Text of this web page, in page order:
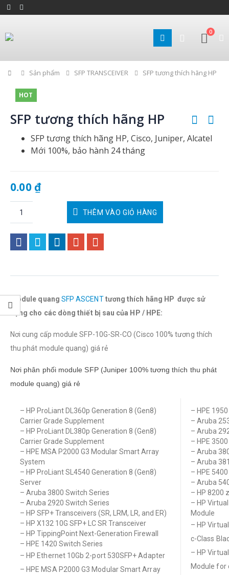
0
Home
Sản phẩm SFP TRANSCEIVER SFP tương thích hãng HP
HOT
SFP tương thích hãng HP
SFP tương thích hãng HP, Cisco, Juniper, Alcatel
Mới 100%, bảo hành 24 tháng
0.00 ₫
THÊM VÀO GIỎ HÀNG
Module quang SFP ASCENTtương thích hãng HP được sử
dụng cho các dòng thiết bị sau của HP / HPE:
Nơi cung cấp module SFP-10G-SR-CO (Cisco 100% tương thích
thu phát module quang) giá rẻ
Nơi phân phối module SFP (Juniper 100% tương thích thu phát
module quang) giá rẻ
– HP ProLiant DL360p Generation 8 (Gen8)
Carrier Grade Supplement
– HP ProLiant DL380p Generation 8 (Gen8)
Carrier Grade Supplement
– HPE MSA P2000 G3 Modular Smart Array
System
– HP ProLiant SL4540 Generation 8 (Gen8)
Server
– Aruba 3800 Switch Series
– Aruba 2920 Switch Series
– HP SFP+ Transceivers (SR, LRM, LR, and ER)
– HP X132 10G SFP+ LC SR Transceiver
– HP TippingPoint Next-Generation Firewall
– HPE 1420 Switch Series
– HP Ethernet 10Gb 2-port 530SFP+ Adapter
– HPE MSA P2000 G3 Modular Smart Array
– HPE
– Aruba
– Aruba
– HPE
– Aruba
– Aruba
– HPE
– Aruba
– HP 8200
– HP
Module
– HP
c-Class
– HP
Module for